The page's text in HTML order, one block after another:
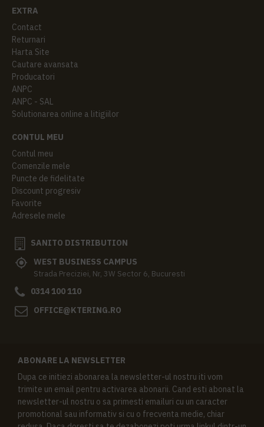
EXTRA
Contact
Returnari
Harta Site
Cautare avansata
Producatori
ANPC
ANPC - SAL
Solutionarea online a litigiilor
CONTUL MEU
Contul meu
Comenzile mele
Puncte de fidelitate
Discount progresiv
Favorite
Adresele mele
SANITO DISTRIBUTION
WEST BUSINESS CAMPUS
Strada Preciziei, Nr, 3W Sector 6, Bucuresti
0314 100 110
OFFICE@KTERING.RO
ABONARE LA NEWSLETTER
Dupa ce initiezi abonarea la newsletter-ul nostru iti vom
trimite un email pentru activarea abonarii. Cand esti abonat la
newsletter-ul nostru o sa primesti emailuri cu un caracter
promotional sau informativ si cu o frecventa medie, chiar